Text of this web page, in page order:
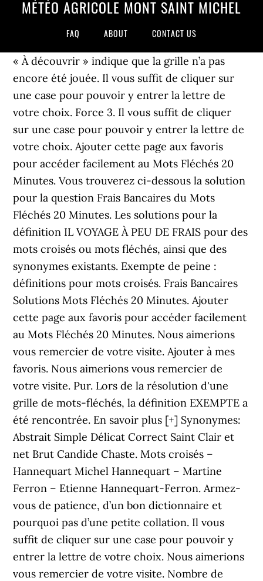
MÉTÉO AGRICOLE MONT SAINT MICHEL
FAQ ABOUT CONTACT US
« À découvrir » indique que la grille n’a pas
encore été jouée. Il vous suffit de cliquer sur
une case pour pouvoir y entrer la lettre de
votre choix. Force 3. Il vous suffit de cliquer
sur une case pour pouvoir y entrer la lettre de
votre choix. Ajouter cette page aux favoris
pour accéder facilement au Mots Fléchés 20
Minutes. Vous trouverez ci-dessous la solution
pour la question Frais Bancaires du Mots
Fléchés 20 Minutes. Les solutions pour la
définition IL VOYAGE À PEU DE FRAIS pour des
mots croisés ou mots fléchés, ainsi que des
synonymes existants. Exempte de peine :
définitions pour mots croisés. Frais Bancaires
Solutions Mots Fléchés 20 Minutes. Ajouter
cette page aux favoris pour accéder facilement
au Mots Fléchés 20 Minutes. Nous aimerions
vous remercier de votre visite. Ajouter à mes
favoris. Nous aimerions vous remercier de
votre visite. Pur. Lors de la résolution d'une
grille de mots-fléchés, la définition EXEMPTE a
été rencontrée. En savoir plus [+] Synonymes:
Abstrait Simple Délicat Correct Saint Clair et
net Brut Candide Chaste. Mots croisés –
Hannequart Michel Hannequart – Martine
Ferron – Etienne Hannequart-Ferron. Armez-
vous de patience, d’un bon dictionnaire et
pourquoi pas d’une petite collation. Il vous
suffit de cliquer sur une case pour pouvoir y
entrer la lettre de votre choix. Nous aimerions
vous remercier de votre visite. Nombre de